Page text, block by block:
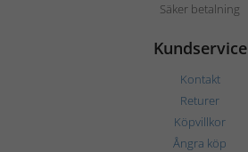
Säker betalning
Kundservice
Kontakt
Returer
Köpvillkor
Ångra köp